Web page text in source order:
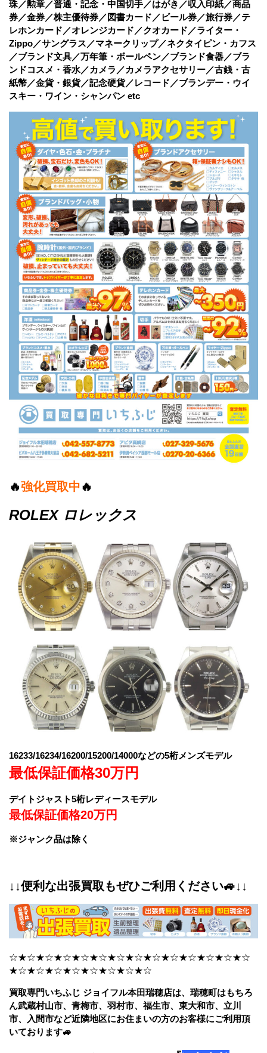
珠／勲章／普通・記念・中国切手／はがき／収入印紙／商品
券／金券／株主優待券／図書カード／ビール券／旅行券／テ
レホンカード／オレンジカード／クオカード／ライター・
Zippo／サングラス／マネークリップ／ネクタイピン・カフス
／ブランド文具／万年筆・ボールペン／ブランド食器／ブラ
ンドコスメ・香水／カメラ／カメラアクセサリー／古銭・古
紙幣／金貨・銀貨／記念硬貨／レコード／ブランデー・ウイ
スキー・ワイン・シャンパン etc
🔥強化買取中🔥
ROLEX ロレックス
16233/16234/16200/15200/14000などの5桁メンズモデル
最低保証価格30万円
デイトジャスト5桁レディースモデル
最低保証価格20万円
※ジャンク品は除く
↓↓便利な出張買取もぜひご利用ください🚙↓↓
☆★☆★☆★☆★☆★☆★☆★☆★☆★☆★☆★☆★☆★☆
★☆★☆★☆★☆★☆★☆★☆★☆
買取専門いちふじ ジョイフル本田瑞穂店は、瑞穂町はもちろ
ん武蔵村山市、青梅市、羽村市、福生市、東大和市、立川
市、入間市など近隣地区にお住まいの方のお客様にご利用頂
いております🚙